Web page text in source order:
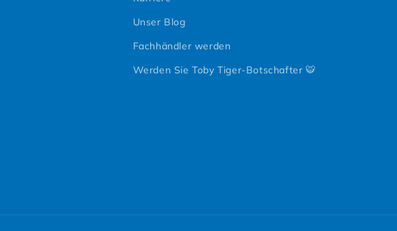
Unser Blog
Fachhändler werden
Werden Sie Toby Tiger-Botschafter 🐯